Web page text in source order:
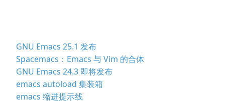
GNU Emacs 25.1 发布
Spacemacs：Emacs 与 Vim 的合体
GNU Emacs 24.3 即将发布
emacs autoload 集装箱
emacs 缩进提示线